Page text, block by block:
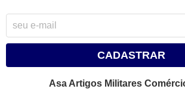
CADASTRAR
Asa Artigos Militares